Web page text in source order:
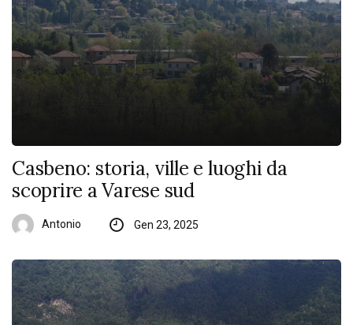
Casbeno: storia, ville e luoghi da
scoprire a Varese sud
Antonio Gen 23, 2025